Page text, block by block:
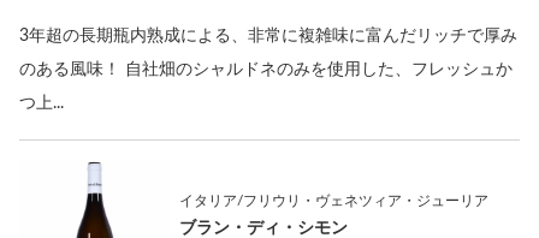
3年超の長期瓶内熟成による、非常に複雑味に富んだリッチで厚み
のある風味！ 自社畑のシャルドネのみを使用した、フレッシュか
つ上...
イタリア/フリウリ・ヴェネツィア・ジューリア
ブラン・ディ・シモン